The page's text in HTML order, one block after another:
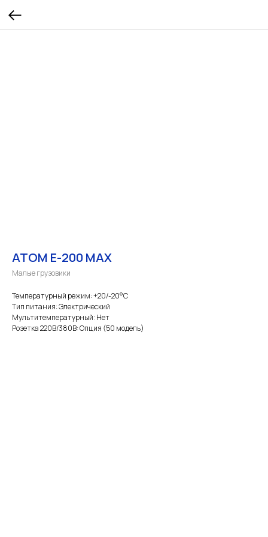
ATOM E-200 MAX
Малые грузовики
Температурный режим: +20/-20°С
Тип питания: Электрический
Мультитемпературный: Нет
Розетка 220В/380В: Опция (50 модель)